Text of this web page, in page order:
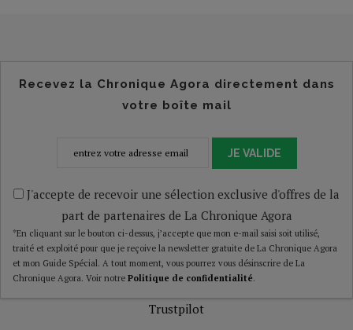
Recevez la Chronique Agora directement dans
votre boîte mail
JE VALIDE
J'accepte de recevoir une sélection exclusive d'offres de la
part de partenaires de La Chronique Agora
*En cliquant sur le bouton ci-dessus, j’accepte que mon e-mail saisi soit utilisé,
traité et exploité pour que je reçoive la newsletter gratuite de La Chronique Agora
et mon Guide Spécial. A tout moment, vous pourrez vous désinscrire de La
Chronique Agora. Voir notre Politique de confidentialité.
Trustpilot